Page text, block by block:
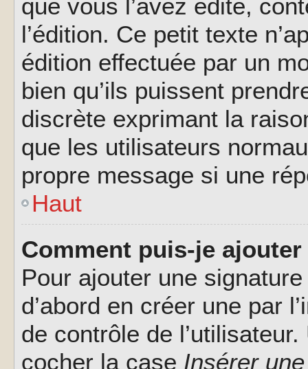
que vous l’avez édité,
l’édition. Ce petit texte
édition effectuée par un
bien qu’ils puissent
discrète exprimant la
que les utilisateurs
propre message si une
Haut
Comment puis-je
Pour ajouter une
d’abord en créer une par
de contrôle de
cocher la case Insérer